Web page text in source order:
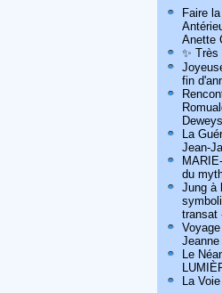
Faire
Anette
✨ Très
fin
Deweys
La
Jean-
du
Jung à
transat
Le
La